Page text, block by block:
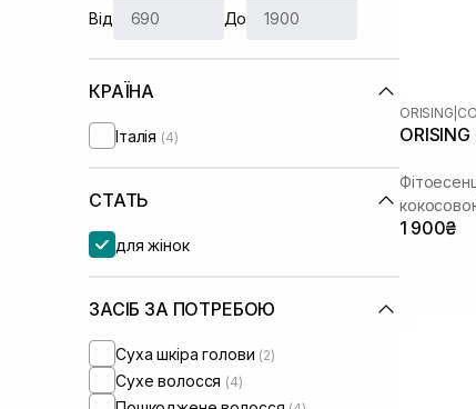
Від До
КРАЇНА
Італія (4)
СТАТЬ
для жінок
ЗАСІБ ЗА ПОТРЕБОЮ
Суха шкіра голови (2)
Сухе волосся (4)
ORISING
1 900₴